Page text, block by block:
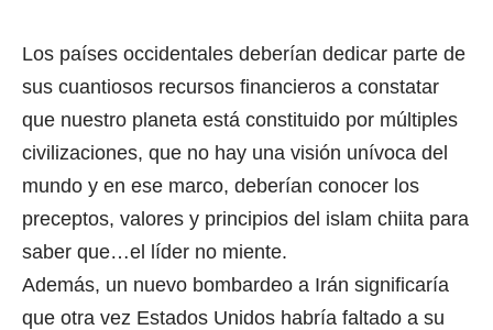
Los países occidentales deberían dedicar parte de
sus cuantiosos recursos financieros a constatar
que nuestro planeta está constituido por múltiples
civilizaciones, que no hay una visión unívoca del
mundo y en ese marco, deberían conocer los
preceptos, valores y principios del islam chiita para
saber que…el líder no miente.
Además, un nuevo bombardeo a Irán significaría
que otra vez Estados Unidos habría faltado a su